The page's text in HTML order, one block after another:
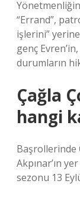
“Errand”,
işlerini”
genç
durumların
Çağla
hangi
Başrollerinde
Akpınar’ın
sezonu 13